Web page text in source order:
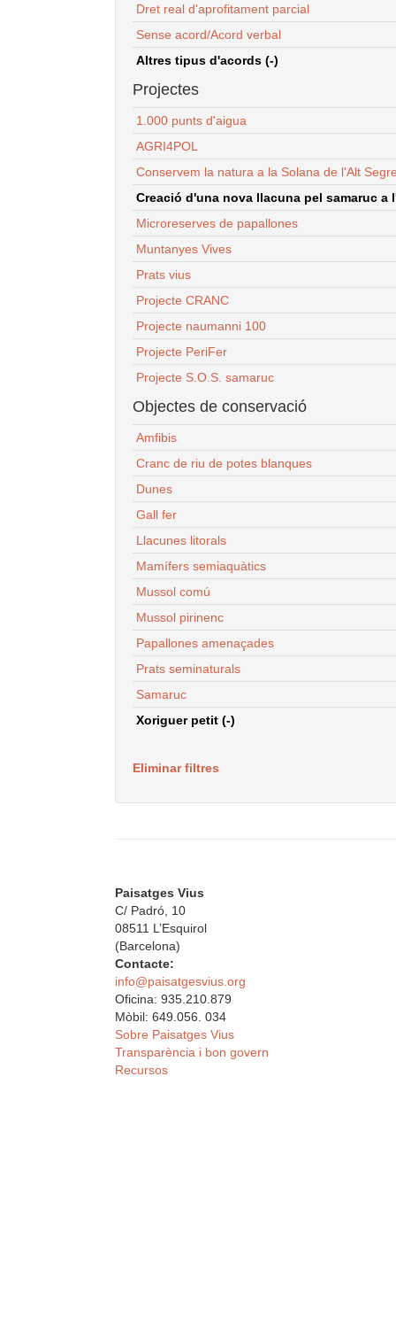
Dret real d'aprofitament parcial
Sense acord/Acord verbal
Altres tipus d'acords (-)
Projectes
1.000 punts d'aigua
AGRI4POL
Conservem la natura a la Solana de l'Alt
Creació d'una nova llacuna pel samaruc a
Microreserves de papallones
Muntanyes Vives
Prats vius
Projecte CRANC
Projecte naumanni 100
Projecte PeriFer
Projecte S.O.S. samaruc
Objectes de conservació
Amfibis
Cranc de riu de potes blanques
Dunes
Gall fer
Llacunes litorals
Mamífers semiaquàtics
Mussol comú
Mussol pirinenc
Papallones amenaçades
Prats seminaturals
Samaruc
Xoriguer petit (-)
Eliminar filtres
Paisatges Vius
C/ Padró, 10
08511 L’Esquirol
(Barcelona)
Contacte:
info@paisatgesvius.org
Oficina: 935.210.879
Mòbil: 649.056. 034
Sobre Paisatges Vius
Transparència i bon govern
Recursos